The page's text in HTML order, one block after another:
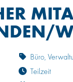
Büro,
Teilzeit